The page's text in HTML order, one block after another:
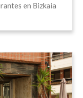
en Bizkaia